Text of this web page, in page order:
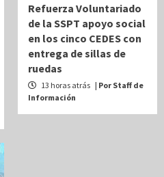
Refuerza Voluntariado
de la SSPT apoyo social
en los cinco CEDES con
entrega de sillas de
ruedas
13 horas atrás | Por Staff de
Información